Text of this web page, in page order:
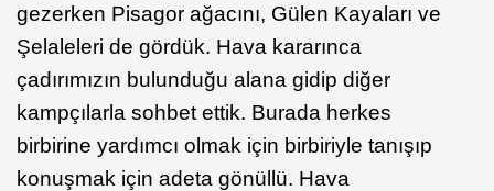
gezerken Pisagor ağacını, Gülen Kayaları ve
Şelaleleri de gördük. Hava kararınca
çadırımızın bulunduğu alana gidip diğer
kampçılarla sohbet ettik. Burada herkes
birbirine yardımcı olmak için birbiriyle tanışıp
konuşmak için adeta gönüllü. Hava